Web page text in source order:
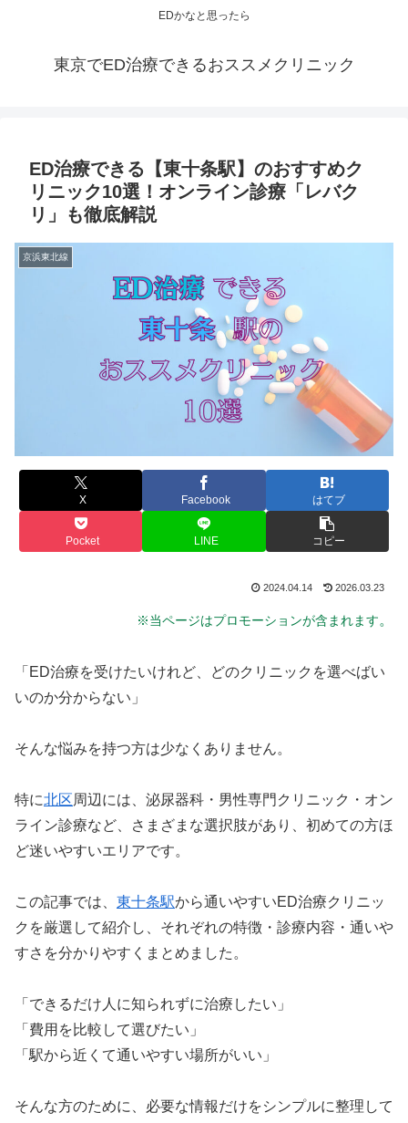
EDかなと思ったら
東京でED治療できるおススメクリニック
ED治療できる【東十条駅】のおすすめク
リニック10選！オンライン診療「レバク
リ」も徹底解説
京浜東北線
X Facebook はてブ
Pocket LINE コピー
2024.04.14 2026.03.23
※当ページはプロモーションが含まれます。
「ED治療を受けたいけれど、どのクリニックを選べばい
いのか分からない」
そんな悩みを持つ方は少なくありません。
特に北区周辺には、泌尿器科・男性専門クリニック・オン
ライン診療など、さまざまな選択肢があり、初めての方ほ
ど迷いやすいエリアです。
この記事では、 東十条駅から通いやすいED治療クリニッ
クを厳選して紹介し、それぞれの特徴・診療内容・通いや
すさを分かりやすくまとめました。
「できるだけ人に知られずに治療したい」
「費用を比較して選びたい」
「駅から近くて通いやすい場所がいい」
そんな方のために、必要な情報だけをシンプルに整理して